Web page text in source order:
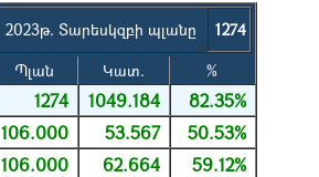
2023թ. Տարեսկզբի պլանը
1274
Պլան
Կատ.
%
1274 1049.184 82.35%
106.000 53.567 50.53%
106.000 62.664 59.12%